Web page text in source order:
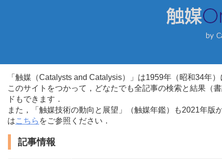
「触媒（Catalysts and Catalysis）」は1959年（昭和34年
このサイトをつかって，どなたでも全記事の検索と結果（
ドもできます．
また，「触媒技術の動向と展望」（触媒年鑑）も2021年
はこちら をご参照ください．
記事情報